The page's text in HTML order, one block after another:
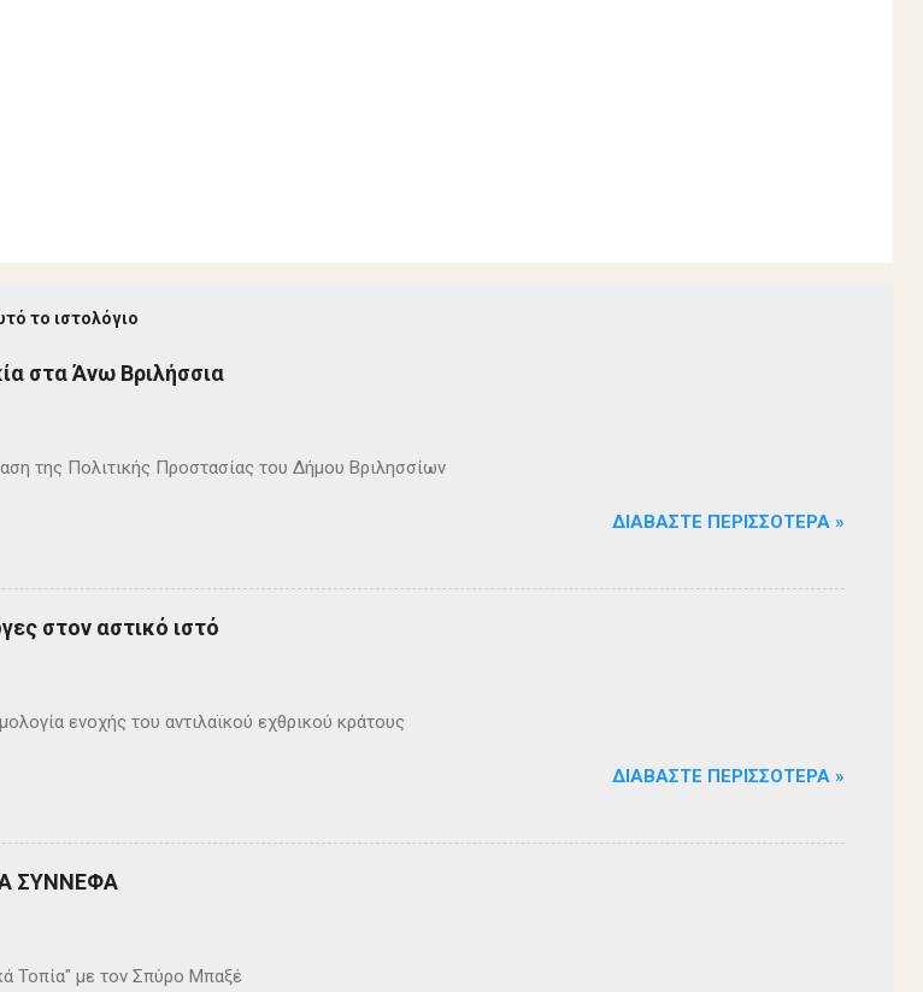
το ιστολόγιο
στα Άνω Βριλήσσια
της Πολιτικής Προστασίας του Δήμου Βριλησσίων
ΔΙΑΒΆΣΤΕ ΠΕΡΙΣΣΌΤΕΡΑ »
στον αστικό ιστό
ενοχής του αντιλαϊκού εχθρικού κράτους
ΔΙΑΒΆΣΤΕ ΠΕΡΙΣΣΌΤΕΡΑ »
ΣΥΝΝΕΦΑ
Τοπία" με τον Σπύρο Μπαξέ